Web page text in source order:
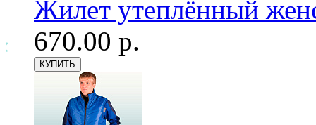
Жилет утеплённый
670.00 р.